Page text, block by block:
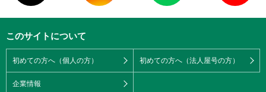
このサイトについて
初めての方へ（個人の方） 初めての方へ（法人屋号の方）
企業情報